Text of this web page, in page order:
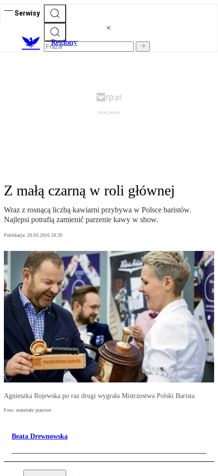
Serwisy
Regiony
Z małą czarną w roli głównej
Wraz z rosnącą liczbą kawiarni przybywa w Polsce baristów.
Najlepsi potrafią zamienić parzenie kawy w show.
Publikacja: 20.03.2016 18:39
Agnieszka Rojewska po raz drugi wygrała Mistrzostwa Polski Barista
Foto: materiały prasowe
Beata Drewnowska